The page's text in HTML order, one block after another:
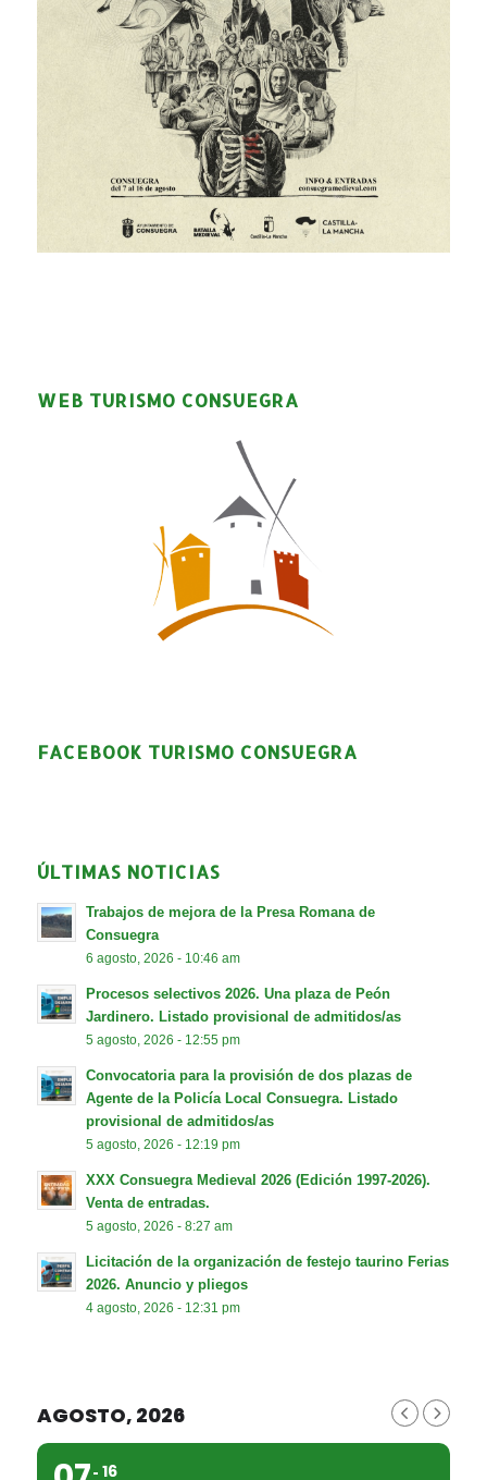
WEB TURISMO CONSUEGRA
FACEBOOK TURISMO CONSUEGRA
ÚLTIMAS NOTICIAS
Trabajos de mejora de la Presa Romana de
Consuegra
6 agosto, 2026 - 10:46 am
Procesos selectivos 2026. Una plaza de Peón
Jardinero. Listado provisional de admitidos/as
5 agosto, 2026 - 12:55 pm
Convocatoria para la provisión de dos plazas de
Agente de la Policía Local Consuegra. Listado
provisional de admitidos/as
5 agosto, 2026 - 12:19 pm
XXX Consuegra Medieval 2026 (Edición 1997-2026).
Venta de entradas.
5 agosto, 2026 - 8:27 am
Licitación de la organización de festejo taurino Ferias
2026. Anuncio y pliegos
4 agosto, 2026 - 12:31 pm
AGOSTO, 2026
16